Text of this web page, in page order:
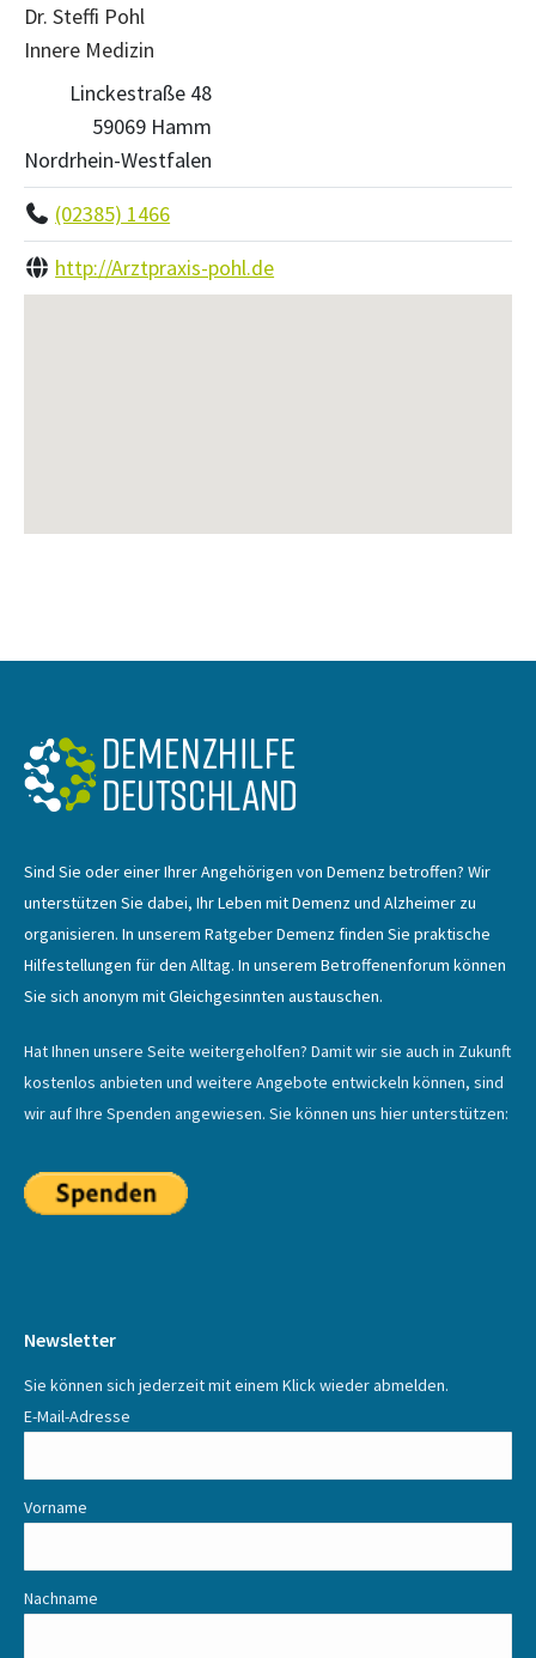
Dr. Steffi Pohl
Innere Medizin
Linckestraße 48
59069 Hamm
Nordrhein-Westfalen
(02385) 1466
http://Arztpraxis-pohl.de
Sind Sie oder einer Ihrer Angehörigen von Demenz betroffen? Wir
unterstützen Sie dabei, Ihr Leben mit Demenz und Alzheimer zu
organisieren. In unserem Ratgeber Demenz finden Sie praktische
Hilfestellungen für den Alltag. In unserem Betroffenenforum können
Sie sich anonym mit Gleichgesinnten austauschen.
Hat Ihnen unsere Seite weitergeholfen? Damit wir sie auch in Zukunft
kostenlos anbieten und weitere Angebote entwickeln können, sind
wir auf Ihre Spenden angewiesen. Sie können uns hier unterstützen:
Newsletter
Sie können sich jederzeit mit einem Klick wieder abmelden.
E-Mail-Adresse
Vorname
Nachname